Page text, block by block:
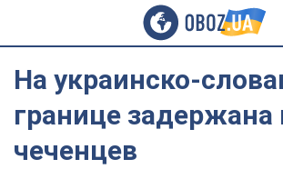
На украинско-
границе задержана
чеченцев